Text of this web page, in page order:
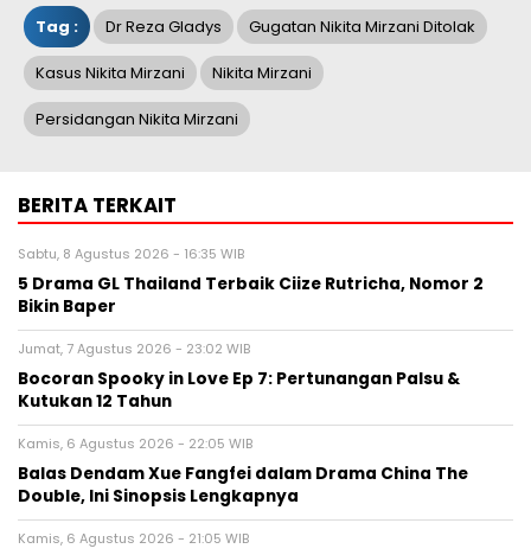
Tag : Dr Reza Gladys Gugatan Nikita Mirzani Ditolak
Kasus Nikita Mirzani Nikita Mirzani
Persidangan Nikita Mirzani
BERITA TERKAIT
Sabtu, 8 Agustus 2026 - 16:35 WIB
5 Drama GL Thailand Terbaik Ciize Rutricha, Nomor 2
Bikin Baper
Jumat, 7 Agustus 2026 - 23:02 WIB
Bocoran Spooky in Love Ep 7: Pertunangan Palsu &
Kutukan 12 Tahun
Kamis, 6 Agustus 2026 - 22:05 WIB
Balas Dendam Xue Fangfei dalam Drama China The
Double, Ini Sinopsis Lengkapnya
Kamis, 6 Agustus 2026 - 21:05 WIB